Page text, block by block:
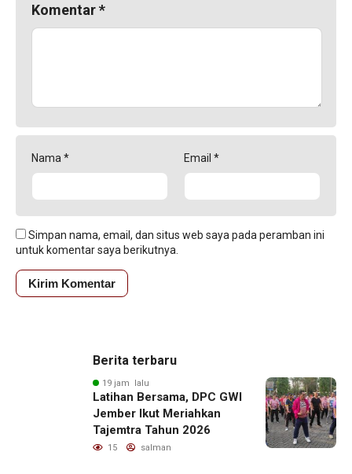
Komentar*
Nama * Email *
Simpan nama, email, dan situs web saya pada peramban ini
untuk komentar saya berikutnya.
Berita terbaru
19 jam lalu
Latihan Bersama, DPC GWI
Jember Ikut Meriahkan
Tajemtra Tahun 2026
15 salman